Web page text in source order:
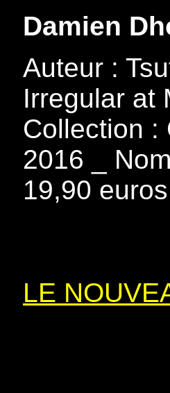
Damien
Auteur :
Irregular at
Collection :
2016 _
19,90 euros
LE